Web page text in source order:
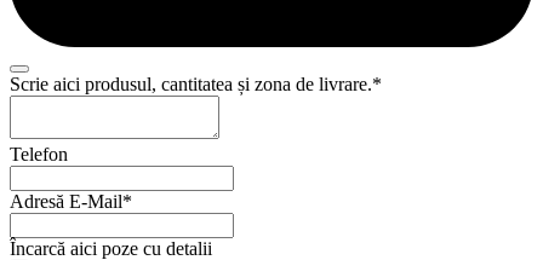
Scrie aici produsul, cantitatea și zona de livrare.*
Contact
Telefon
Adresă E-Mail*
Încarcă aici poze cu detalii